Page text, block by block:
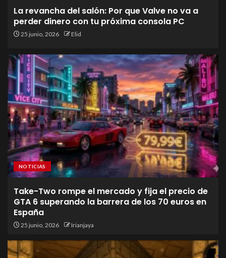
La revancha del salón: Por que Valve no va a
perder dinero con tu próxima consola PC
25 junio, 2026 Elid
NOTICIAS
Take-Two rompe el mercado y fija el precio de
GTA 6 superando la barrera de los 70 euros en
España
25 junio, 2026 Irianjaya